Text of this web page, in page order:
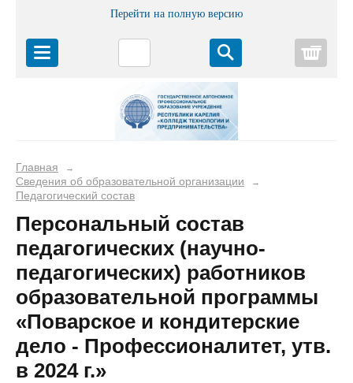
Перейти на полную версию
Главная →
Сведения об образовательной организации →
Педагогический состав
Персональный состав
педагогических (научно-
педагогических) работников
образовательной программы
«Поварское и кондитерские
дело - Профессионалитет, утв.
в 2024 г.»